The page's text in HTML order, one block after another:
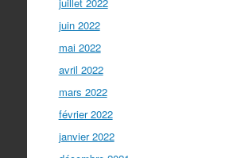
juin 2022
mai 2022
avril 2022
mars 2022
février 2022
janvier 2022